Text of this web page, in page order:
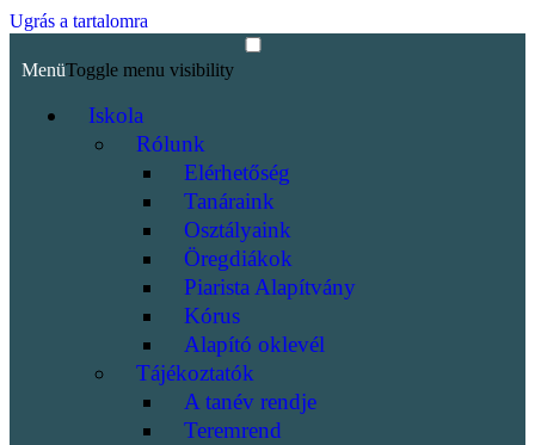
Ugrás a tartalomra
MenüToggle menu visibility
Iskola
Rólunk
Elérhetőség
Tanáraink
Osztályaink
Öregdiákok
Piarista Alapítvány
Kórus
Alapító oklevél
Tájékoztatók
A tanév rendje
Teremrend